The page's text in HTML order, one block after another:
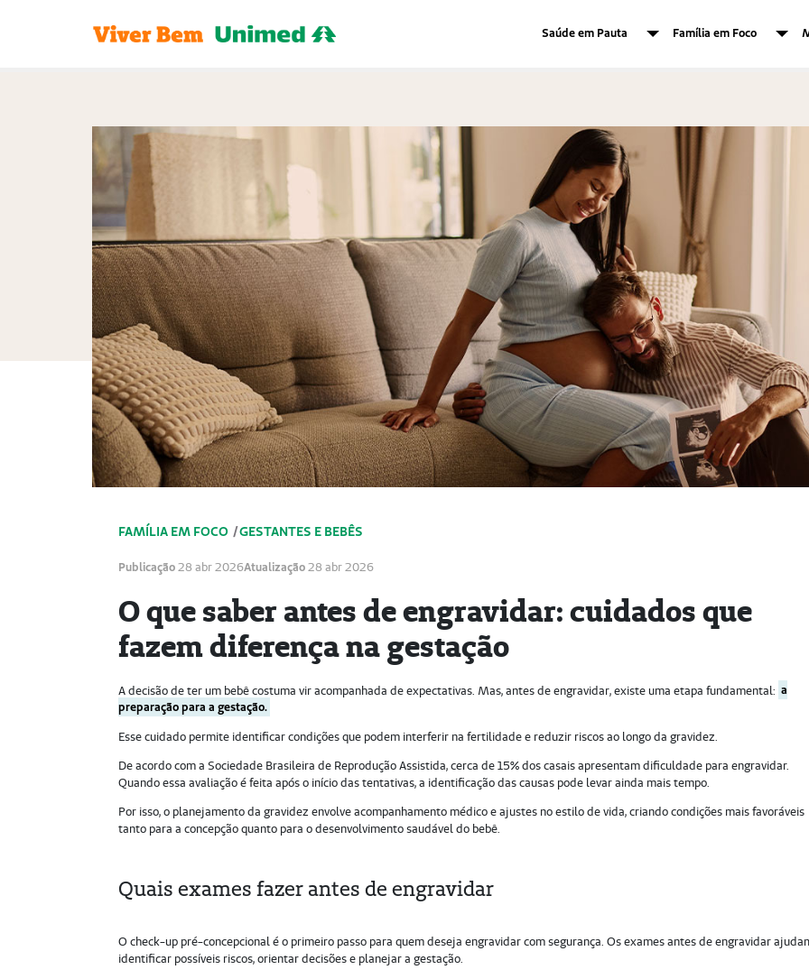
Saúde em Pauta Família em Foco
FAMÍLIA EM FOCO /GESTANTES E BEBÊS
Publicação28 abr 2026Atualização28 abr 2026
O que saber antes de engravidar: cuidados que
fazem diferença na gestação
A decisão de ter um bebê costuma vir acompanhada de expectativas. Mas, antes de engravidar, existe uma etapa fundamental: a
preparação para a gestação.
Esse cuidado permite identificar condições que podem interferir na fertilidade e reduzir riscos ao longo da gravidez.
De acordo com a Sociedade Brasileira de Reprodução Assistida, cerca de 15% dos casais apresentam dificuldade para engravidar.
Quando essa avaliação é feita após o início das tentativas, a identificação das causas pode levar ainda mais tempo.
Por isso, o planejamento da gravidez envolve acompanhamento médico e ajustes no estilo de vida, criando condições mais favoráveis
tanto para a concepção quanto para o desenvolvimento saudável do bebê.
Quais exames fazer antes de engravidar
O check-up pré-concepcional é o primeiro passo para quem deseja engravidar com segurança. Os exames antes de engravidar
identificar possíveis riscos, orientar decisões e planejar a gestação.